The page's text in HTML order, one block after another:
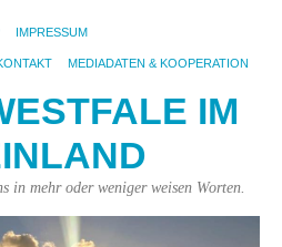
IMPRESSUM
MEDIADATEN & KOOPERATION
IM
in mehr oder weniger weisen Worten.